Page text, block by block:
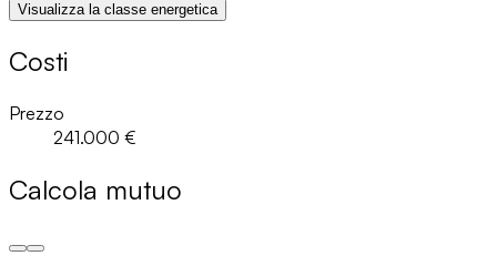
Visualizza la classe energetica
Costi
Prezzo
241.000 €
Calcola mutuo